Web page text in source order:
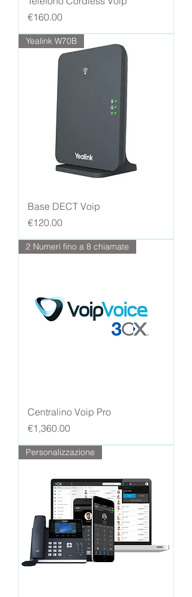
Price
€160.00
Yealink W70B
Base DECT Voip
Price
€120.00
2 Numeri fino a 8 chiamate
Centralino Voip Pro
Price
€1,360.00
Personalizzazione